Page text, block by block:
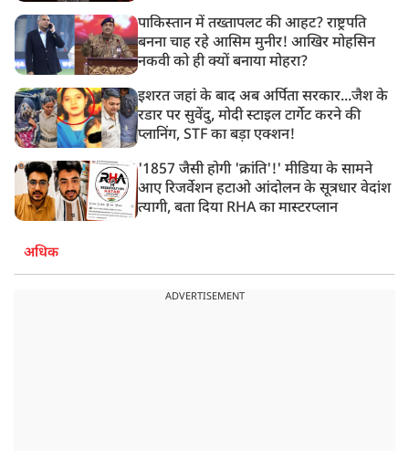
पाकिस्तान में तख्तापलट की आहट? राष्ट्रपति
बनना चाह रहे आसिम मुनीर! आखिर मोहसिन
नकवी को ही क्यों बनाया मोहरा?
इशरत जहां के बाद अब अर्पिता सरकार...जैश के
रडार पर सुवेंदु, मोदी स्टाइल टार्गेट करने की
प्लानिंग, STF का बड़ा एक्शन!
'1857 जैसी होगी 'क्रांति'!' मीडिया के सामने
आए रिजर्वेशन हटाओ आंदोलन के सूत्रधार वेदांश
त्यागी, बता दिया RHA का मास्टरप्लान
अधिक
ADVERTISEMENT